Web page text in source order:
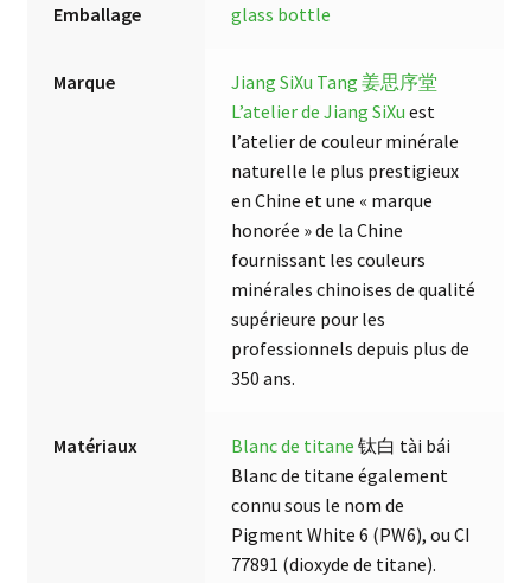
Emballage glass bottle
Marque
Jiang SiXu Tang 姜思序堂
L’atelier de Jiang SiXu est
l’atelier de couleur minérale
naturelle le plus prestigieux
en Chine et une « marque
honorée » de la Chine
fournissant les couleurs
minérales chinoises de qualité
supérieure pour les
professionnels depuis plus de
350 ans.
Matériaux Blanc de titane 钛白 tài bái
Blanc de titane également
connu sous le nom de
Pigment White 6 (PW6), ou CI
77891 (dioxyde de titane).